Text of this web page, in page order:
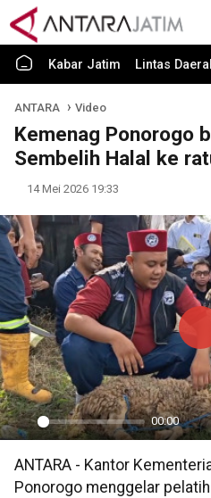
Kabar Jatim Lintas
ANTARA Video
Kemenag Ponorogo
Sembelih Halal ke
14 Mei 2026 19:33
Play
00:00
ANTARA - Kantor
Ponorogo menggelar